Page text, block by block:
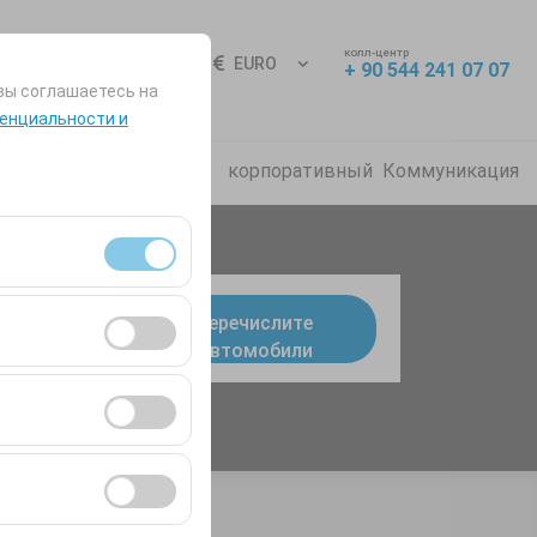
соглашаетесь на
и
и
посетителей,
оценки
с вашими
EURO
колл-центр
+ 90 544 241 07 07
корпоративный Коммуникация
Перечислите
Автомобили